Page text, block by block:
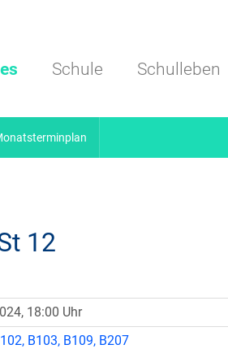
Schule Schulleben
12
18:00 Uhr
B103, B109, B207